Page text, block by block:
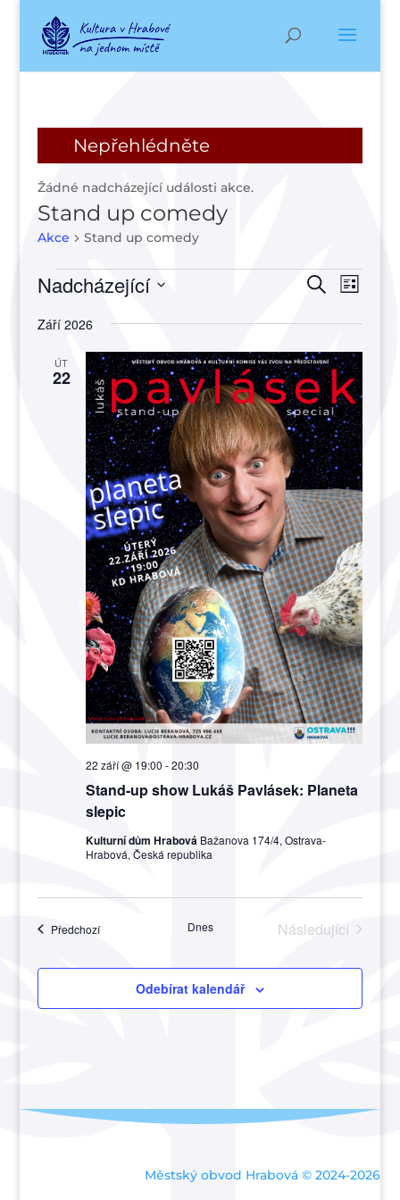
Nepřehlédněte
Žádné nadcházející události akce.
Stand up comedy
Akce Stand up comedy
Akce
hledání
a
Akce
Hledat
pro
Seznam
Nadcházející
datum.
Září 2026
ÚT
22
Stand-up show Lukáš Pavlásek: Planeta
slepic
22 září @ 19:00 -20:30
Kulturní dům Hrabová Bažanova 174/4, Ostrava-
Hrabová, Česká republika
PředchozíAkce Dnes
Následující
Odebírat kalendář
Městský obvod Hrabová © 2024-2026